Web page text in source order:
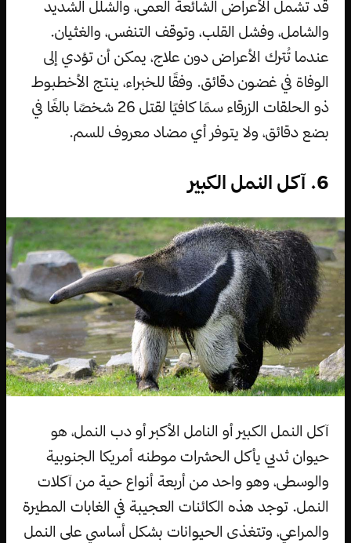
قد تشمل الأعراض الشائعة العمى، والشلل الشديد
والشامل، وفشل القلب، وتوقف التنفس، والغثيان.
عندما تُترك الأعراض دون علاج، يمكن أن تؤدي إلى
الوفاة في غضون دقائق. وفقًا للخبراء، ينتج الأخطبوط
ذو الحلقات الزرقاء سمًا كافيًا لقتل 26 شخصًا بالغًا في
بضع دقائق، ولا يتوفر أي مضاد معروف للسم.
6. آكل النمل الكبير
آكل النمل الكبير أو النامل الأكبر أو دب النمل، هو
حيوان ثديي يأكل الحشرات موطنه أمريكا الجنوبية
والوسطى، وهو واحد من أربعة أنواع حية من آكلات
النمل. توجد هذه الكائنات العجيبة في الغابات المطيرة
والمراعي، وتتغذى الحيوانات بشكل أساسي على النمل